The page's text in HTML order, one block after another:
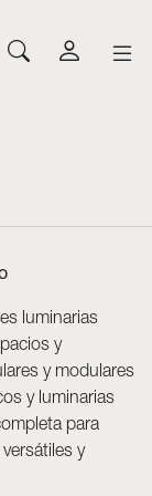
para
luminarias
y
y modulares
y luminarias
para
y